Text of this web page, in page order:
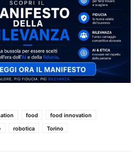
food
food innovation
robotica Torino